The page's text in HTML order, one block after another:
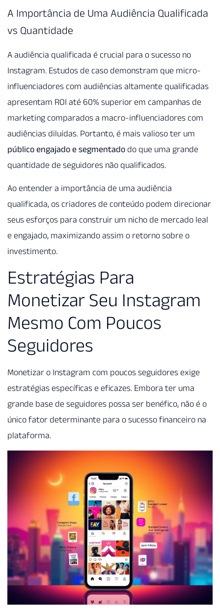
A Importância de Uma Audiência Qualificada
vs Quantidade
A audiência qualificada é crucial para o sucesso no
Instagram. Estudos de caso demonstram que micro-
influenciadores com audiências altamente qualificadas
apresentam ROI até 60% superior em campanhas de
marketing comparados a macro-influenciadores com
audiências diluídas. Portanto, é mais valioso ter um
público engajado e segmentado do que uma grande
quantidade de seguidores não qualificados.
Ao entender a importância de uma audiência
qualificada, os criadores de conteúdo podem direcionar
seus esforços para construir um nicho de mercado leal
e engajado, maximizando assim o retorno sobre o
investimento.
Estratégias Para
Monetizar Seu Instagram
Mesmo Com Poucos
Seguidores
Monetizar o Instagram com poucos seguidores exige
estratégias específicas e eficazes. Embora ter uma
grande base de seguidores possa ser benéfico, não é o
único fator determinante para o sucesso financeiro na
plataforma.